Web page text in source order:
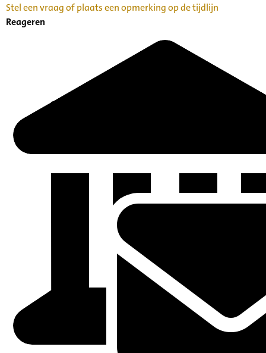
Stel een vraag of plaats een opmerking op de tijdlijn
Reageren